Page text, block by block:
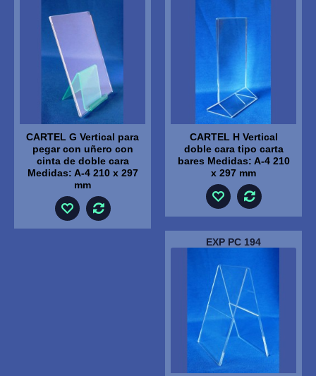
CARTEL G Vertical para
pegar con uñero con
cinta de doble cara
Medidas: A-4 210 x 297
mm
CARTEL H Vertical
doble cara tipo carta
bares Medidas: A-4 210
x 297 mm
EXP PC 194